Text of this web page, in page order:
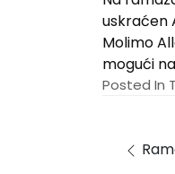
uskraćen
Molimo
mogući
Posted In